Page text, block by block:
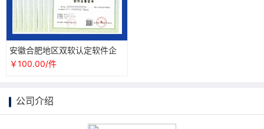
安徽合肥地区双软认定软件企
业评估软件产品登记软件测试
￥100.00/件
公司介绍